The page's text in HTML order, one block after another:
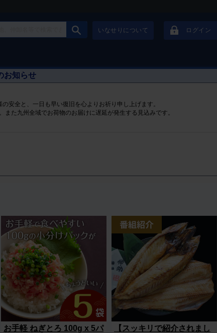
ログイン
いなせりについて
お知らせ
安全と、一日も早い復旧を心よりお祈り申し上げます。
た九州全域でお荷物のお届けに遅延が発生する見込みです。
お手軽 ねぎとろ 100g x 5パ
【スッキリで紹介されまし